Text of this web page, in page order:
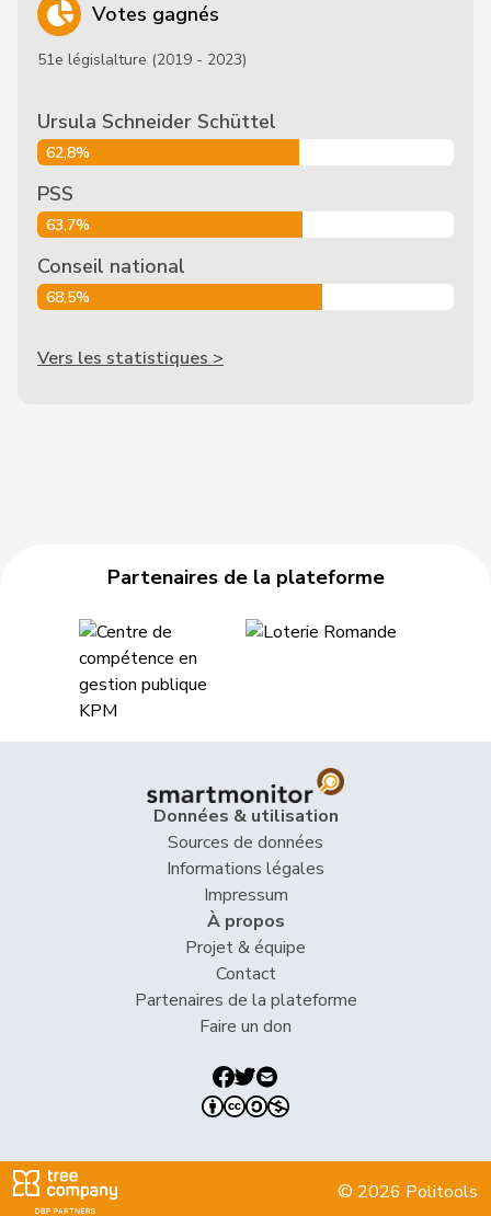
Votes gagnés
51e législalture (2019 - 2023)
Ursula Schneider Schüttel
62,8%
PSS
63,7%
Conseil national
68,5%
Vers les statistiques >
Partenaires de la plateforme
Données & utilisation
Sources de données
Informations légales
Impressum
À propos
Projet & équipe
Contact
Partenaires de la plateforme
Faire un don
© 2026 Politools